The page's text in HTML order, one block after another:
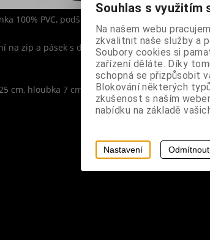
100% PVC, podšívka 100% polyester
na zip a pásek s drukem, vzadu kapsa na zip,
cm, hloubka 7 cm
Souhlas s využitím
Na našem webu
zkvalitnit naše služby a
Soubory cookies si
zařízení děláte. Díky
schopná se přizpůsobit
Blokování některých
zkušenost s naším
nabídku na základě
Nastavení